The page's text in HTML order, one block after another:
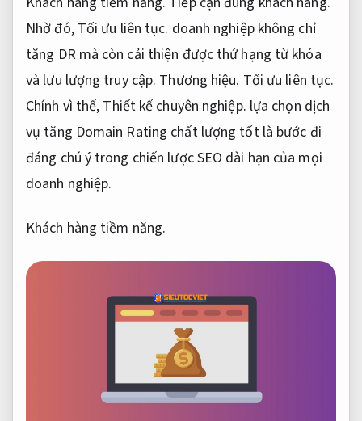
Nhờ đó, Tối ưu liên tục. doanh nghiệp không chỉ
tăng DR mà còn cải thiện được thứ hạng từ khóa
và lưu lượng truy cập. Thương hiệu. Tối ưu liên tục.
Chính vì thế, Thiết kế chuyên nghiệp. lựa chọn dịch
vụ tăng Domain Rating chất lượng tốt là bước đi
đáng chú ý trong chiến lược SEO dài hạn của mọi
doanh nghiệp.
Khách hàng tiềm năng.